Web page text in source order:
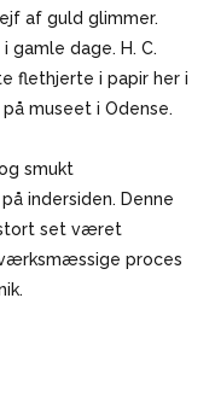
af guld glimmer.
gamle dage. H. C.
flethjerte i papir her i
museet i Odense.
smukt
indersiden. Denne
set været
proces